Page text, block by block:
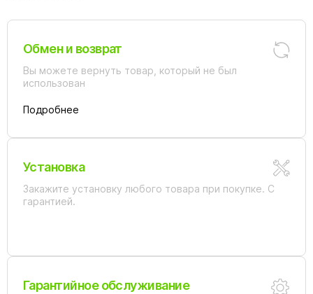
Обмен и возврат
Вы можете вернуть товар, который не был
использован
Подробнее
Установка
Закажите установку любого товара при покупке. С
гарантией.
Гарантийное обслуживание